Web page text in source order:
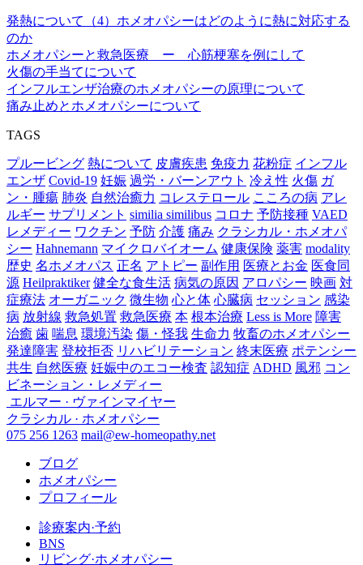
発熱について（4）ホメオパシーはどのように熱に対応する
のか
ホメオパシーと救急医療 ー 心筋梗塞を例にして
火傷の手当てについて
インフルエンザ治療のホメオパシーの原理について
痛み止めとホメオパシーについて
TAGS
プルービング 熱について 皮膚疾患 免疫力 花粉症 インフル
エンザ Covid-19 妊娠 過労・バーンアウト 冷え性 火傷 ガ
ン・腫瘍 肺炎 自然治癒力 コレステロール こころの病 アレ
ルギー サプリメント similia similibus コロナ 予防接種 VAED
レメディー ワクチン 予防 介護 痛み クラシカル・ホメオパ
シー Hahnemann マイクロバイオーム 健康保険 薬害 modality
歴史 名ホメオパス 正名 アトピー 副作用 医療とお金 医食同
源 Heilpraktiker 健全な食生活 病気の原因 アロパシー 映画 対
症療法 オーガニック 微生物 心と体 心臓病 セッション 感染
病 放射線 救急処置 救急医療 本 根本治療 Less is More 障害
治癒 歯 喘息 環境汚染 傷・怪我 生命力 牧畜のホメオパシー
発達障害 登校拒否 リハビリテーション 終末医療 ポテンシー
共生 自然医療 妊娠中のエコー検査 認知症 ADHD 風邪 コン
ビネーション・レメディー
エルマー · ヴァインマイヤー
クラシカル · ホメオパシー
075 256 1263 mail@ew-homeopathy.net
ブログ
ホメオパシー
プロフィール
診療案内·予約
BNS
リビング·ホメオパシー